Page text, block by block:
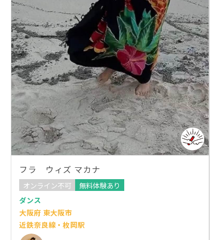
フラ ウィズ マカナ
オンライン不可
無料体験あり
ダンス
大阪府 東大阪市
近鉄奈良線・枚岡駅